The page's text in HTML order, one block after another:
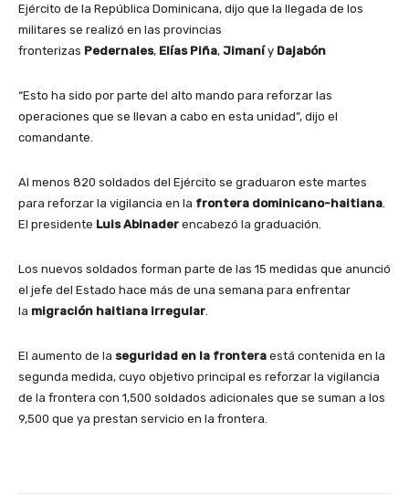
Ejército de la República Dominicana, dijo que la llegada de los
militares se realizó en las provincias
fronterizas Pedernales, Elías Piña, Jimaníy Dajabón
“Esto ha sido por parte del alto mando para reforzar las
operaciones que se llevan a cabo en esta unidad”, dijo el
comandante.
Al menos 820 soldados del Ejército se graduaron este martes
para reforzar la vigilancia en la frontera dominicano-haitiana
El presidente Luis Abinader encabezó la graduación.
Los nuevos soldados forman parte de las 15 medidas que anunció
el jefe del Estado hace más de una semana para enfrentar
la migración haitiana irregular
El aumento de la seguridad en la frontera está contenida en la
segunda medida, cuyo objetivo principal es reforzar la vigilancia
de la frontera con 1,500 soldados adicionales que se suman a los
9,500 que ya prestan servicio en la frontera.